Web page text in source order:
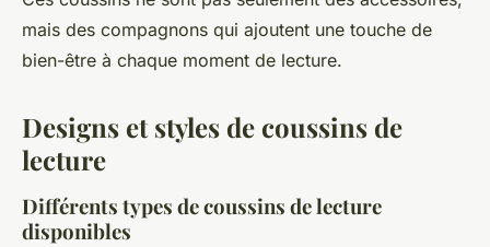
mais des compagnons qui ajoutent une touche de
bien-être à chaque moment de lecture.
Designs et styles de coussins de
lecture
Différents types de coussins de lecture
disponibles